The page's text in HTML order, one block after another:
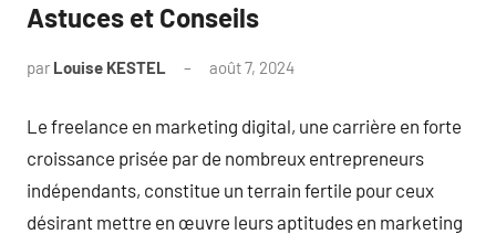
Astuces et Conseils
par Louise KESTEL août 7, 2024
Le freelance en marketing digital, une carrière en forte
croissance prisée par de nombreux entrepreneurs
indépendants, constitue un terrain fertile pour ceux
désirant mettre en œuvre leurs aptitudes en marketing